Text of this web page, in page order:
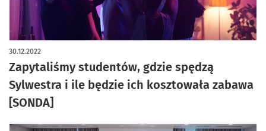
Zapytaliśmy studentów, gdzie spędzą
Sylwestra i ile będzie ich kosztowała zabawa
[SONDA]
30.12.2022